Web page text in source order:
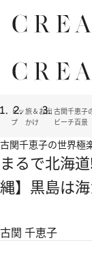
トッ
プ
旅＆お出
かけ
古関千恵子
ビーチ百景
古関千恵子の世界極
まるで北海
縄】黒島は
古関 千恵子